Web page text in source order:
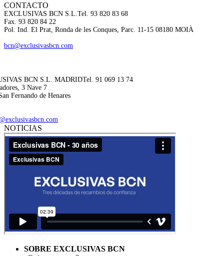
CONTACTO
EXCLUSIVAS BCN S.L. Tel. 93 820 83 68
Fax. 93 820 84 22
Pol. Ind. El Prat, Ronda de les Conques, Parc. 11-15 08180 MOIÀ
bcn@exclusivasbcn.com
BCN S.L. MADRIDTel. 91 069 13 74
3 Nave 7
Fernando de Henares
NOTICIAS
SOBRE EXCLUSIVAS BCN